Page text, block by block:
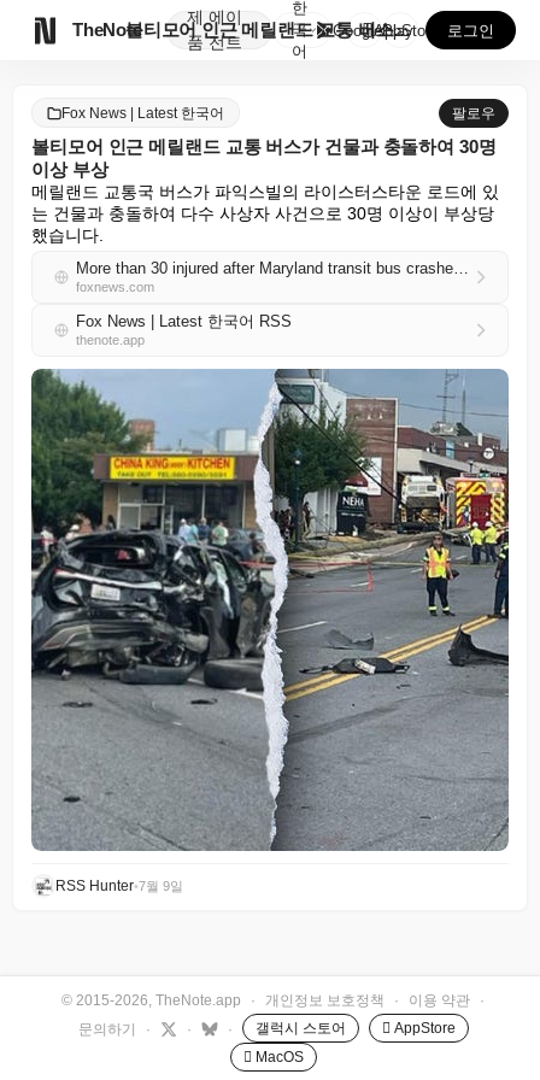
TheNote
제
품
에이
전트
볼티모어 인근 메릴랜드 교통 버스가 건물과 충돌하여 3...
한
국
어
GooglePlay
AppStore 로그인
Fox News | Latest 한국어 팔로우
볼티모어 인근 메릴랜드 교통 버스가 건물과 충돌하여 30명
이상 부상
메릴랜드 교통국 버스가 파익스빌의 라이스터스타운 로드에 있
는 건물과 충돌하여 다수 사상자 사건으로 30명 이상이 부상당
했습니다.
More than 30 injured after Maryland transit bus crashes into building near Baltimore
foxnews.com
Fox News | Latest 한국어 RSS
thenote.app
RSS Hunter•7월 9일
© 2015-2026, TheNote.app · 개인정보 보호정책 · 이용 약관
·
문의하기
· · · 갤럭시 스토어
 AppStore
 MacOS